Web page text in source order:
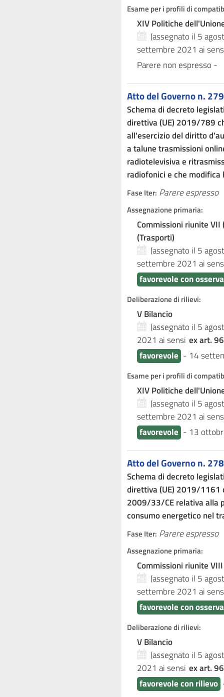
Esame per i profili di
XIV Politiche
(assegnato il 5
settembre 2021 ai
Parere non espresso -
Atto del Governo n. 279
Schema di decreto
direttiva (UE) 2019/789
all'esercizio del diritto
a talune trasmissioni
radiotelevisiva e
radiofonici e che
Fase Iter: Parere espresso
Assegnazione primaria:
Commissioni riunite VII
(Trasporti)
(assegnato il 5
settembre 2021 ai
favorevole con
Deliberazione di rilievi:
V Bilancio
(assegnato il 5
2021 ai sensi ex art.
favorevole - 14
Esame per i profili di
XIV Politiche
(assegnato il 5
settembre 2021 ai
favorevole - 13
Atto del Governo n. 278
Schema di decreto
direttiva (UE) 2019/1161
2009/33/CE relativa alla
consumo energetico nel
Fase Iter: Parere espresso
Assegnazione primaria:
Commissioni riunite
(assegnato il 5
settembre 2021 ai
favorevole con
Deliberazione di rilievi:
V Bilancio
(assegnato il 5
2021 ai sensi ex art.
favorevole con rilievo